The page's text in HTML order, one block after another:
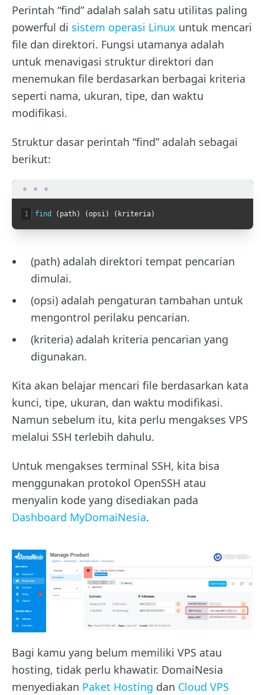
Perintah “find” adalah salah satu utilitas paling
powerful di sistem operasi Linux untuk mencari
file dan direktori. Fungsi utamanya adalah
untuk menavigasi struktur direktori dan
menemukan file berdasarkan berbagai kriteria
seperti nama, ukuran, tipe, dan waktu
modifikasi.
Struktur dasar perintah “find” adalah sebagai
berikut:
1 find ( path) (opsi ) ( kriteria)
(path) adalah direktori tempat pencarian
dimulai.
(opsi) adalah pengaturan tambahan untuk
mengontrol perilaku pencarian.
(kriteria) adalah kriteria pencarian yang
digunakan.
Kita akan belajar mencari file berdasarkan kata
kunci, tipe, ukuran, dan waktu modifikasi.
Namun sebelum itu, kita perlu mengakses VPS
melalui SSH terlebih dahulu.
Untuk mengakses terminal SSH, kita bisa
menggunakan protokol OpenSSH atau
menyalin kode yang disediakan pada
Dashboard MyDomaiNesia.
Bagi kamu yang belum memiliki VPS atau
hosting, tidak perlu khawatir. DomaiNesia
menyediakan Paket Hosting dan Cloud VPS